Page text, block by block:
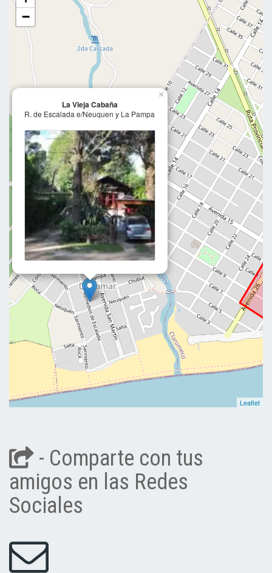
La Vieja Cabaña
R. de Escalada e/Neuquen y La Pampa
×
−
Leaflet
- Comparte con tus
amigos en las Redes
Sociales